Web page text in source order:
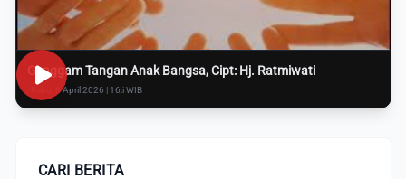
Genggam Tangan Anak Bangsa, Cipt: Hj. Ratmiwati
Rabu, 8 April 2026 | 16:i WIB
CARI BERITA